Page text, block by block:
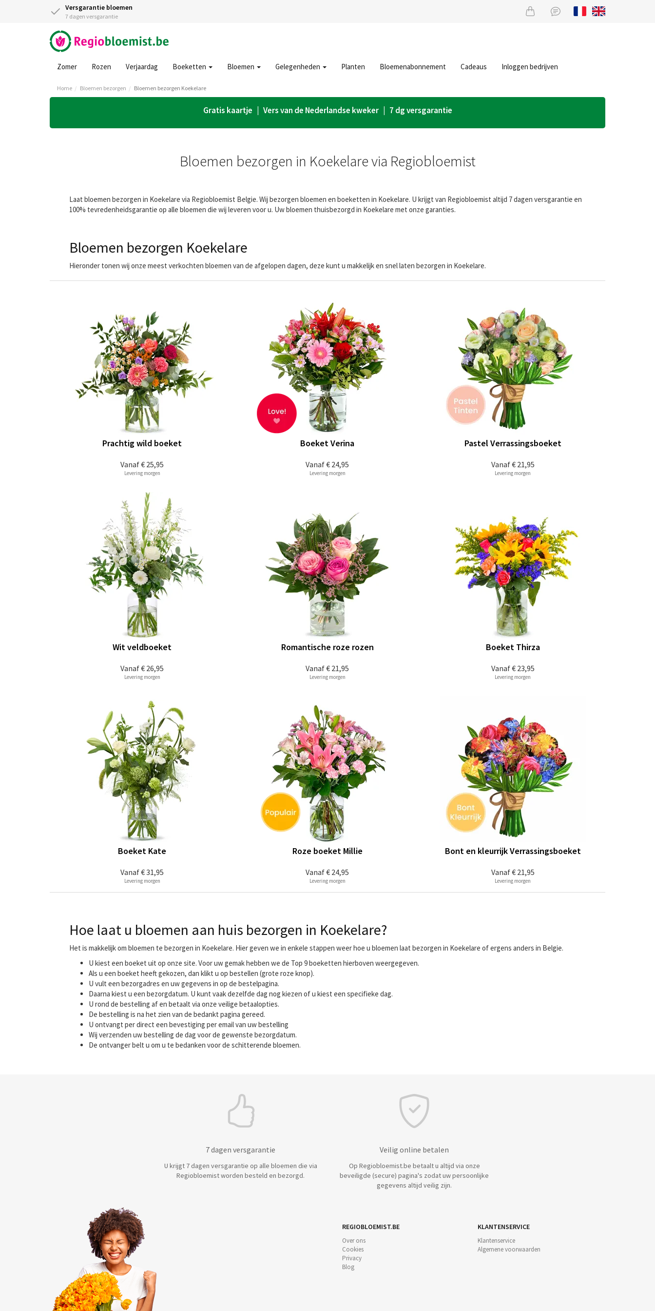
Versgarantie bloemen
7 dagen versgarantie
Zomer Rozen Verjaardag Boeketten Bloemen Gelegenheden Planten Bloemenabonnement Cadeaus Inloggen bedrijven
Home Bloemen bezorgen Bloemen bezorgen Koekelare
Gratis kaartje | Vers van de Nederlandse kweker | 7 dg versgarantie
Bloemen bezorgen in Koekelare via Regiobloemist
Laat bloemen bezorgen in Koekelare via Regiobloemist Belgie. Wij bezorgen bloemen en boeketten in Koekelare. U krijgt van Regiobloemist altijd 7 dagen versgarantie en
100% tevredenheidsgarantie op alle bloemen die wij leveren voor u. Uw bloemen thuisbezorgd in Koekelare met onze garanties.
Bloemen bezorgen Koekelare
Hieronder tonen wij onze meest verkochten bloemen van de afgelopen dagen, deze kunt u makkelijk en snel laten bezorgen in Koekelare.
Vanaf€ 25,95
Prachtig wild boeket
Levering morgen
Vanaf€ 24,95
Boeket Verina
Levering morgen
Vanaf€ 21,95
Pastel Verrassingsboeket
Levering morgen
Vanaf€ 26,95
Wit veldboeket
Levering morgen
Vanaf€ 21,95
Romantische roze rozen
Levering morgen
Vanaf€ 23,95
Boeket Thirza
Levering morgen
Vanaf€ 31,95
Boeket Kate
Levering morgen
Vanaf€ 24,95
Roze boeket Millie
Levering morgen
Vanaf€ 21,95
Bont en kleurrijk Verrassingsboeket
Levering morgen
Hoe laat u bloemen aan huis bezorgen in Koekelare?
Het is makkelijk om bloemen te bezorgen in Koekelare. Hier geven we in enkele stappen weer hoe u bloemen laat bezorgen in Koekelare of ergens anders in Belgie.
U kiest een boeket uit op onze site. Voor uw gemak hebben we de Top 9 boeketten hierboven weergegeven.
Als u een boeket heeft gekozen, dan klikt u op bestellen (grote roze knop).
U vult een bezorgadres en uw gegevens in op de bestelpagina.
Daarna kiest u een bezorgdatum. U kunt vaak dezelfde dag nog kiezen of u kiest een specifieke dag.
U rond de bestelling af en betaalt via onze veilige betaalopties.
De bestelling is na het zien van de bedankt pagina gereed.
U ontvangt per direct een bevestiging per email van uw bestelling
Wij verzenden uw bestelling de dag voor de gewenste bezorgdatum.
De ontvanger belt u om u te bedanken voor de schitterende bloemen.
7 dagen versgarantie
U krijgt 7 dagen versgarantie op alle bloemen die via
Regiobloemist worden besteld en bezorgd.
Veilig online betalen
Op Regiobloemist.be betaalt u altijd via onze
beveiligde (secure) pagina's zodat uw persoonlijke
gegevens altijd veilig zijn.
REGIOBLOEMIST.BE
Over ons
Cookies
Privacy
Blog
KLANTENSERVICE
Klantenservice
Algemene voorwaarden